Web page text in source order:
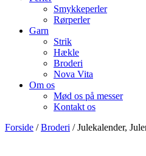
Smykkeperler
Rørperler
Garn
Strik
Hækle
Broderi
Nova Vita
Om os
Mød os på messer
Kontakt os
Forside /Broderi / Julekalender,